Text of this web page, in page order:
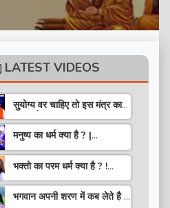
LATEST VIDEOS
सुयोग्य वर चाहिए तो इस मंत्र का
पाठ करो ! Speech ! Pujya
Stuti Ji
मनुष्य का धर्म क्या है ? |
Aniruddhacharya Ji
Maharaj
भक्तो का परम धर्म क्या है ? !
Pravachan ! Pujya
Krishna Priya Ji
भगवान अपनी शरण में कब लेते है ?